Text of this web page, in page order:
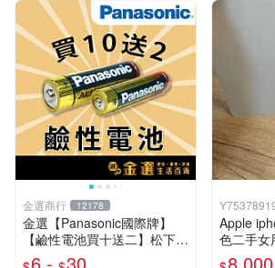
金選商行 12178
金選【Panasonic國際牌】
【鹼性電池買十送二】松下鈦
元素EVOLTA ALKALINE 3號
Apple
色二手女
原廠外